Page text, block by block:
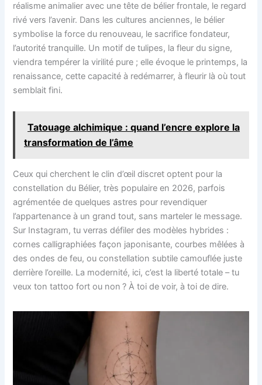
réalisme animalier avec une tête de bélier frontale, le regard
rivé vers l’avenir. Dans les cultures anciennes, le bélier
symbolise la force du renouveau, le sacrifice fondateur,
l’autorité tranquille. Un motif de tulipes, la fleur du signe,
viendra tempérer la virilité pure ; elle évoque le printemps, la
renaissance, cette capacité à redémarrer, à fleurir là où tout
semblait fini.
Tatouage alchimique : quand l’encre explore la
transformation de l’âme
Ceux qui cherchent le clin d’œil discret optent pour la
constellation du Bélier, très populaire en 2026, parfois
agrémentée de quelques astres pour revendiquer
l’appartenance à un grand tout, sans marteler le message.
Sur Instagram, tu verras défiler des modèles hybrides :
cornes calligraphiées façon japonisante, courbes mêlées à
des ondes de feu, ou constellation subtile camouflée juste
derrière l’oreille. La modernité, ici, c’est la liberté totale – tu
veux ton tattoo fort ou non ? À toi de voir, à toi de dire.